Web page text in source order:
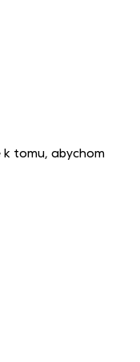
k tomu, abychom